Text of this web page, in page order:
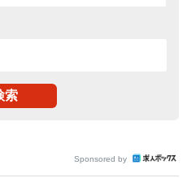
Sponsored by